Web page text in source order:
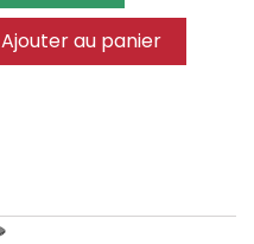
Ajouter au panier